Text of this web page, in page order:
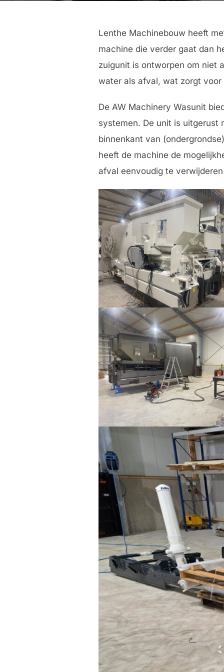
Lenthe Machinebouw heeft
machine die verder gaat dan
zuigunit is ontworpen om niet
water als afval, wat zorgt
De AW Machinery Wasunit
systemen. De unit is uitgerust
binnenkant van
heeft de machine de
afval eenvoudig te